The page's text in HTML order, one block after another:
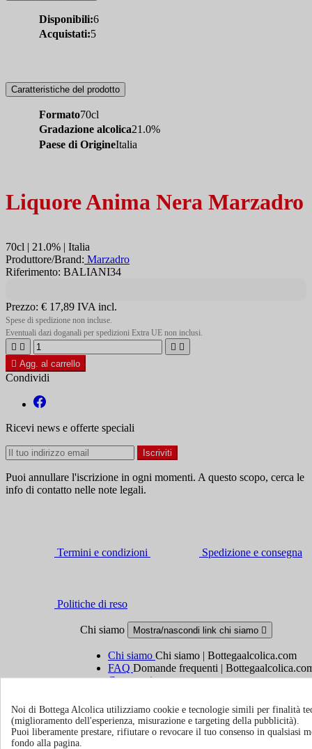
Disponibili:6
Acquistati:5
Caratteristiche del prodotto
Formato70cl
Gradazione alcolica21.0%
Paese di OrigineItalia
Liquore Anima Nera Marzadro
70cl | 21.0% | Italia
Produttore/Brand: Marzadro
Riferimento: BALIANI34
Prezzo: € 17,89 IVA incl.
Spese di spedizione non incluse.
Eventuali dazi doganali per spedizioni Extra UE non inclusi.
   
 Agg. al carrello
Condividi
Ricevi news e offerte speciali
Puoi annullare l'iscrizione in ogni momenti. A questo scopo, cerca le
info di contatto nelle note legali.
Termini e condizioni Spedizione e consegna
Politiche di reso
Chi siamo Mostra/nascondi link chi siamo 
Chi siamo Chi siamo | Bottegaalcolica.com
FAQ Domande frequenti |
Contattaci
Informazioni Mostra/nascondi link informazioni
Noi di Bottega Alcolica utilizziamo cookie e tecnologie simili per finalità
(miglioramento dell'esperienza, misurazione e targeting della pubblicità).
Puoi liberamente prestare, rifiutare o revocare il tuo consenso in qualsiasi
fondo alla pagina.